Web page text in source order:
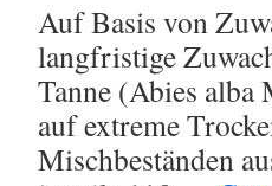
Auf Basis von
langfristige
Tanne (Abies
auf extreme
Mischbeständen